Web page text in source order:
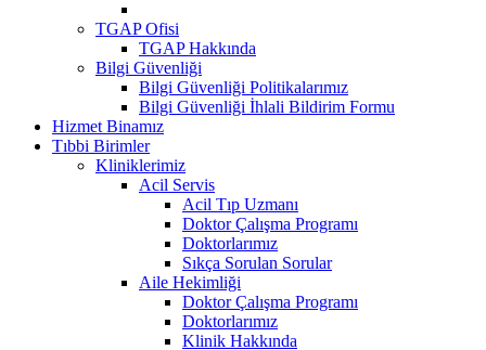
TGAP Ofisi
TGAP Hakkında
Bilgi Güvenliği
Bilgi Güvenliği Politikalarımız
Bilgi Güvenliği İhlali Bildirim Formu
Hizmet Binamız
Tıbbi Birimler
Kliniklerimiz
Acil Servis
Acil Tıp Uzmanı
Doktor Çalışma Programı
Doktorlarımız
Sıkça Sorulan Sorular
Aile Hekimliği
Doktor Çalışma Programı
Doktorlarımız
Klinik Hakkında